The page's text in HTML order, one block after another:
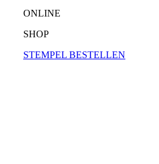
ONLINE
SHOP
STEMPEL BESTELLEN